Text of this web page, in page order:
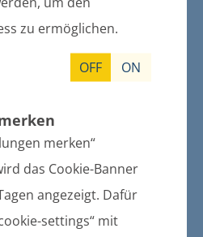
zu ermöglichen.
OFF ON
merken“
das Cookie-Banner
angezeigt. Dafür
settings“ mit
der